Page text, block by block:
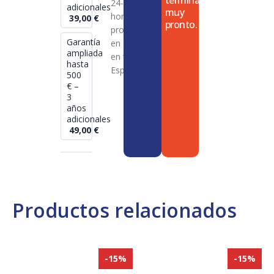
Productos relacionados
-15% -15%
adicionales
39,00 €
Garantía
ampliada
hasta
500
€ –
3
años
adicionales
49,00 €
24-72
horas en
productos
en stock
en toda
España
muy
pronto.